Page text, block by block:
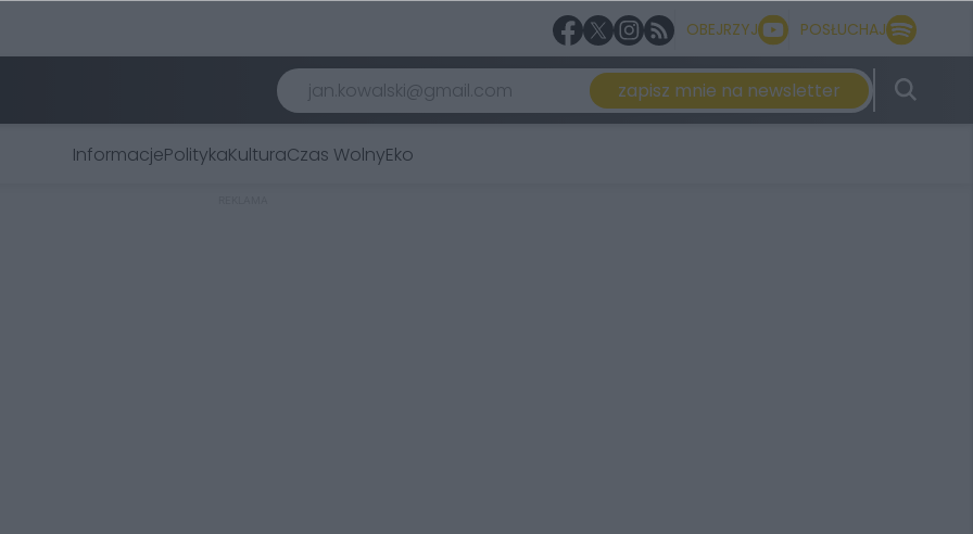
OBEJRZYJ POSŁUCHAJ
zapisz mnie na newsletter
InformacjePolitykaKulturaCzas WolnyEko